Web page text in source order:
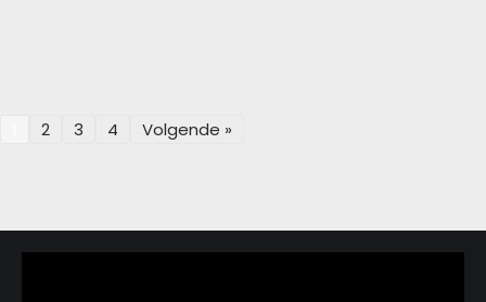
2 3 4 Volgende »